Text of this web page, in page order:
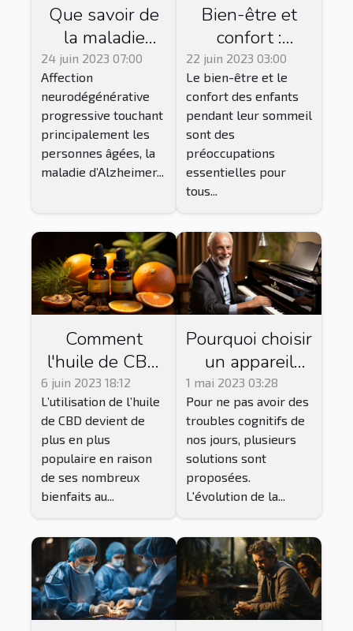
Que savoir de
la maladie
d'Alzheimer et
des traitements
disponibles ?
24 juin 2023 07:00
Affection
neurodégénérative
progressive touchant
principalement les
personnes âgées, la
maladie d’Alzheimer...
Bien-être et
confort :
l'importance de
la gigoteuse
pour votre
enfant et
jusqu'à quel
âge l'utiliser
22 juin 2023 03:00
Le bien-être et le
confort des enfants
pendant leur sommeil
sont des
préoccupations
essentielles pour
tous...
Comment
l'huile de CBD
pure peut-elle
améliorer votre
bien-être ?
6 juin 2023 18:12
L’utilisation de l’huile
de CBD devient de
plus en plus
populaire en raison
de ses nombreux
bienfaits au...
Pourquoi choisir
un appareil
auditif ou une
aide auditive ?
1 mai 2023 03:28
Pour ne pas avoir des
troubles cognitifs de
nos jours, plusieurs
solutions sont
proposées.
L'évolution de la...